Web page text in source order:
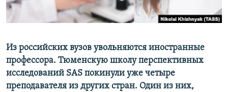
Все сайты РСЕ/РС
Из российских вузов увольняются иностранные
профессора. Тюменскую школу перспективных
исследований SAS покинули уже четыре
преподавателя из других стран. Один из них,